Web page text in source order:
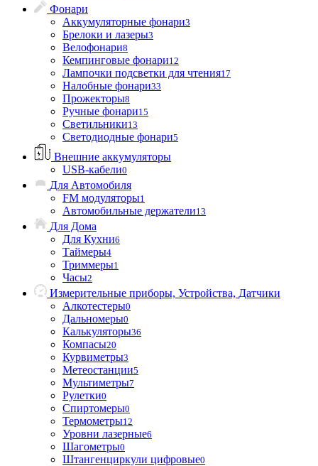
Фонари
Аккумуляторные фонари3
Брелоки и лазеры3
Велофонари8
Кемпинговые фонари12
Лампочки подсветки для чтения17
Налобные фонари33
Прожекторы8
Ручные фонари15
Светильники13
Светодиодные фонари5
Внешние аккумуляторы
USB-кабели0
Для Автомобиля
FM модуляторы1
Автомобильные держатели13
Для Дома
Для Кухни6
Таймеры4
Триммеры1
Часы2
Измерительные приборы, Устройства, Датчики
Алкотестеры0
Дальномеры0
Калькуляторы36
Компасы20
Курвиметры3
Метеостанции5
Мультиметры7
Рулетки0
Спиртомеры0
Термометры12
Уровни лазерные6
Шагометры0
Штангенциркули цифровые0